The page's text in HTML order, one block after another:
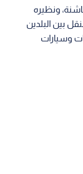
ونظيره
بين البلدين
وسيارات